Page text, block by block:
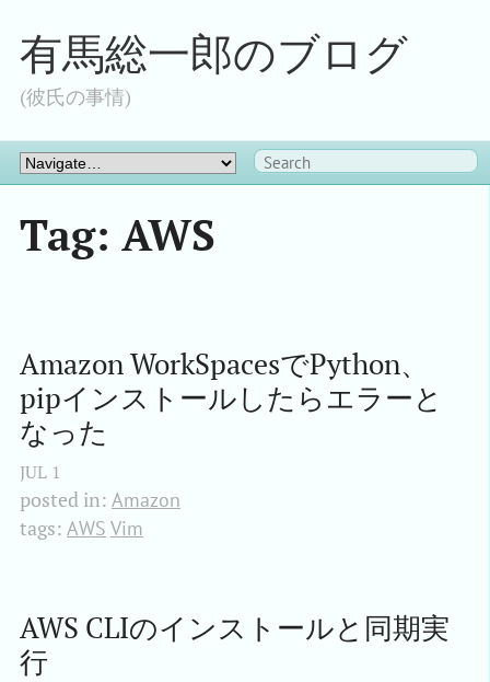
有馬総一郎のブログ
(彼氏の事情)
Tag: AWS
Amazon WorkSpacesでPython、
pipインストールしたらエラーと
なった
JUL 1
posted in: Amazon
tags: AWS Vim
AWS CLIのインストールと同期実
行